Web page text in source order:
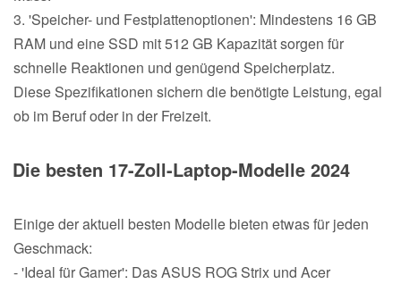
3. 'Speicher- und Festplattenoptionen': Mindestens 16 GB
RAM und eine SSD mit 512 GB Kapazität sorgen für
schnelle Reaktionen und genügend Speicherplatz.
Diese Spezifikationen sichern die benötigte Leistung, egal
ob im Beruf oder in der Freizeit.
Die besten 17-Zoll-Laptop-Modelle 2024
Einige der aktuell besten Modelle bieten etwas für jeden
Geschmack:
- 'Ideal für Gamer': Das ASUS ROG Strix und Acer